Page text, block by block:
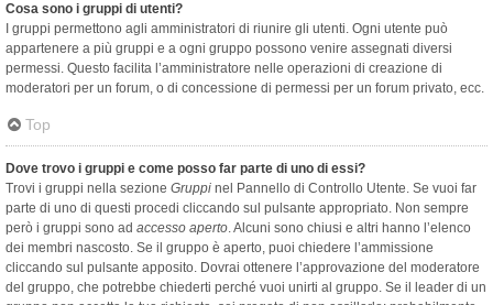
Cosa sono i gruppi di utenti?
I gruppi permettono agli amministratori di riunire gli utenti. Ogni utente può
appartenere a più gruppi e a ogni gruppo possono venire assegnati diversi
permessi. Questo facilita l’amministratore nelle operazioni di creazione di
moderatori per un forum, o di concessione di permessi per un forum privato, ecc.
Top
Dove trovo i gruppi e come posso far parte di uno di essi?
Trovi i gruppi nella sezione Gruppi nel Pannello di Controllo Utente. Se vuoi far
parte di uno di questi procedi cliccando sul pulsante appropriato. Non sempre
però i gruppi sono ad accesso aperto. Alcuni sono chiusi e altri hanno l’elenco
dei membri nascosto. Se il gruppo è aperto, puoi chiedere l’ammissione
cliccando sul pulsante apposito. Dovrai ottenere l’approvazione del moderatore
del gruppo, che potrebbe chiederti perché vuoi unirti al gruppo. Se il leader di un